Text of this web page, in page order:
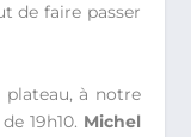
de faire passer
plateau, à notre
19h10. Michel